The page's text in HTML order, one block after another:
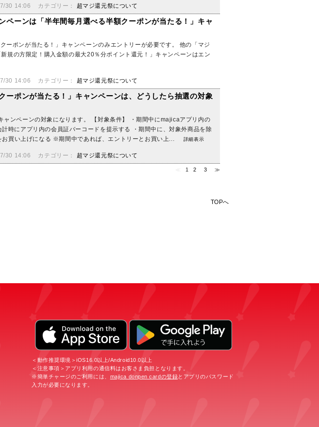
30 14:06 カテゴリー： 超マジ還元祭について
ペーンは「半年間毎月選べる半額クーポンが当たる！」キャ
ーポンが当たる！」キャンペーンのみエントリーが必要です。 他の「マジ
規の方限定！購入金額の最大20％分ポイント還元！」キャンペーンはエン
30 14:06 カテゴリー： 超マジ還元祭について
ーポンが当たる！」キャンペーンは、どうしたら抽選の対象
ャンペーンの対象になります。 【対象条件】 ・期間中にmajicaアプリ内の
時にアプリ内の会員証バーコードを提示する ・期間中に、対象外商品を除
買い上げになる ※期間中であれば、エントリーとお買い上...
詳細表示
30 14:06 カテゴリー： 超マジ還元祭について
1 2 3 ≫
TOPへ
＜動作推奨環境＞iOS16.0以上/Android10.0以上
＜注意事項＞アプリ利用の通信料はお客さま負担となります。
※簡単チャージのご利用には、 majica donpen cardの登録とアプリのパスワード
入力が必要になります。